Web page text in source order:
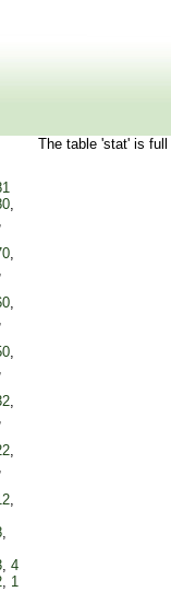
,
,
,
,
,
,
,
,
, 4
, 1
The table 'stat' is full